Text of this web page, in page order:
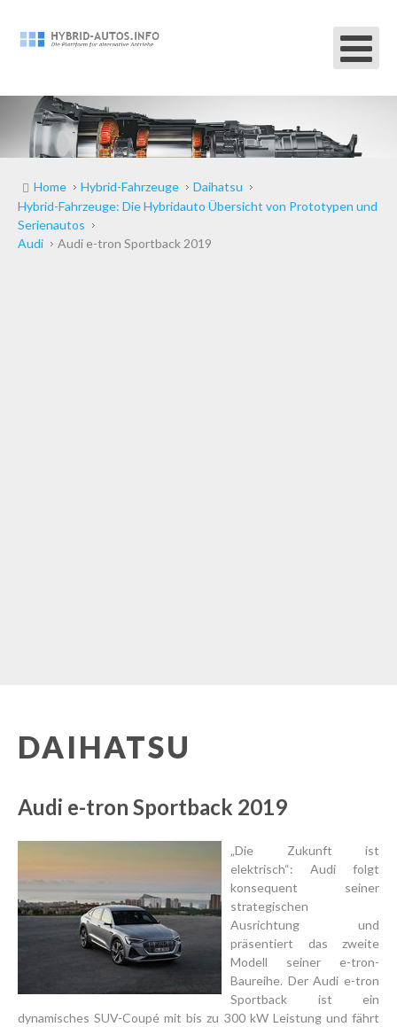
Home Hybrid-Fahrzeuge
Daihatsu
Hybrid-Fahrzeuge: Die Hybridauto Übersicht von Prototypen und
Serienautos
Audi
Audi e-tron Sportback 2019
DAIHATSU
Audi e-tron Sportback 2019
„Die Zukunft ist
elektrisch“: Audi folgt
konsequent seiner
strategischen
Ausrichtung und
präsentiert das zweite
Modell seiner e-tron-
Baureihe. Der Audi e-tron
Sportback ist ein
dynamisches SUV-Coupé mit bis zu 300 kW Leistung und fährt